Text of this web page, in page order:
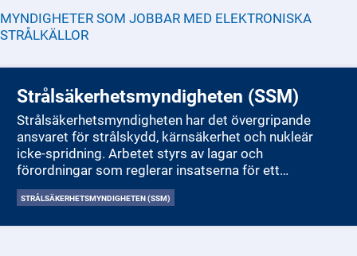
MYNDIGHETER SOM JOBBAR MED ELEKTRONISKA
STRÅLKÄLLOR
Strålsäkerhetsmyndigheten (SSM)
Strålsäkerhetsmyndigheten har det övergripande
ansvaret för strålskydd, kärnsäkerhet och nukleär
icke-spridning. Arbetet styrs av lagar och
förordningar som reglerar insatserna för ett
strålsäkert samhälle. Myndigheten är en
förvaltningsmyndighet under Klimat- och
STRÅLSÄKERHETSMYNDIGHETEN (SSM)